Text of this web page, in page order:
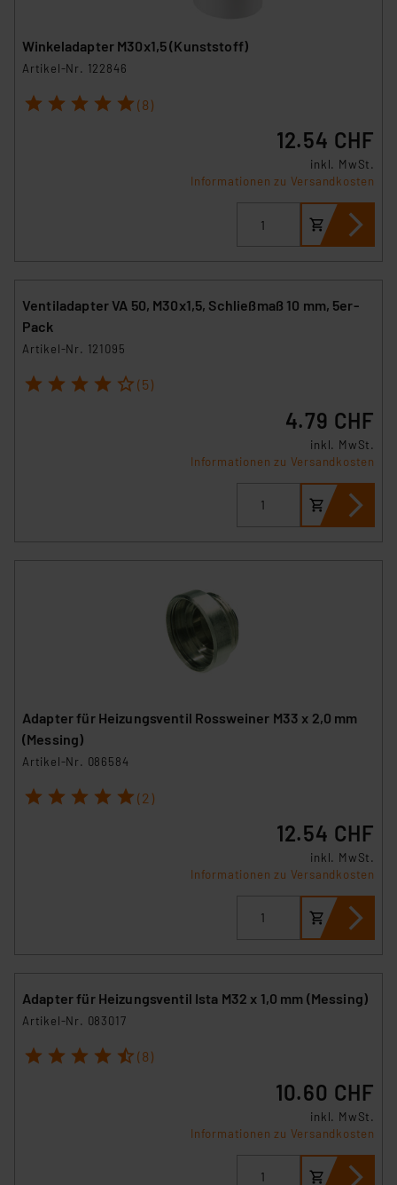
Winkeladapter M30x1,5 (Kunststoff)
Artikel-Nr. 122846
1 2 3 4 5 (8)
12.54 CHF
inkl. MwSt.
Informationen zu Versandkosten
Ventiladapter VA 50, M30x1,5, Schließmaß 10 mm, 5er-
Pack
Artikel-Nr. 121095
1 2 3 4 5 (5)
4.79 CHF
inkl. MwSt.
Informationen zu Versandkosten
Adapter für Heizungsventil Rossweiner M33 x 2,0 mm
(Messing)
Artikel-Nr. 086584
1 2 3 4 5 (2)
12.54 CHF
inkl. MwSt.
Informationen zu Versandkosten
Adapter für Heizungsventil Ista M32 x 1,0 mm (Messing)
Artikel-Nr. 083017
1 2 3 4 5 (8)
10.60 CHF
inkl. MwSt.
Informationen zu Versandkosten